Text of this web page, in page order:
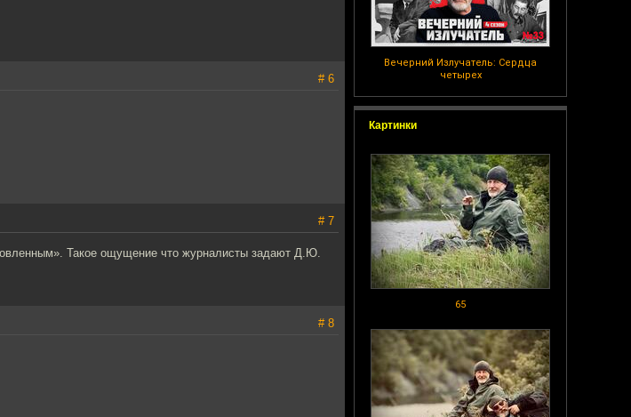
Вечерний Излучатель: Сердца
четырех
Картинки
65
# 6
# 7
Такое ощущение что журналисты задают Д.Ю.
# 8